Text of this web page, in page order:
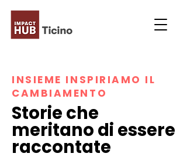
INSIEME INSPIRIAMO IL
CAMBIAMENTO
Storie che
meritano di essere
raccontate